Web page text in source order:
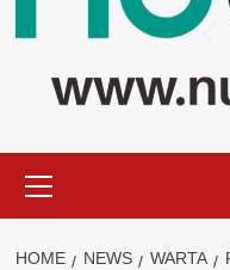
Menu
HOME NEWS WARTA